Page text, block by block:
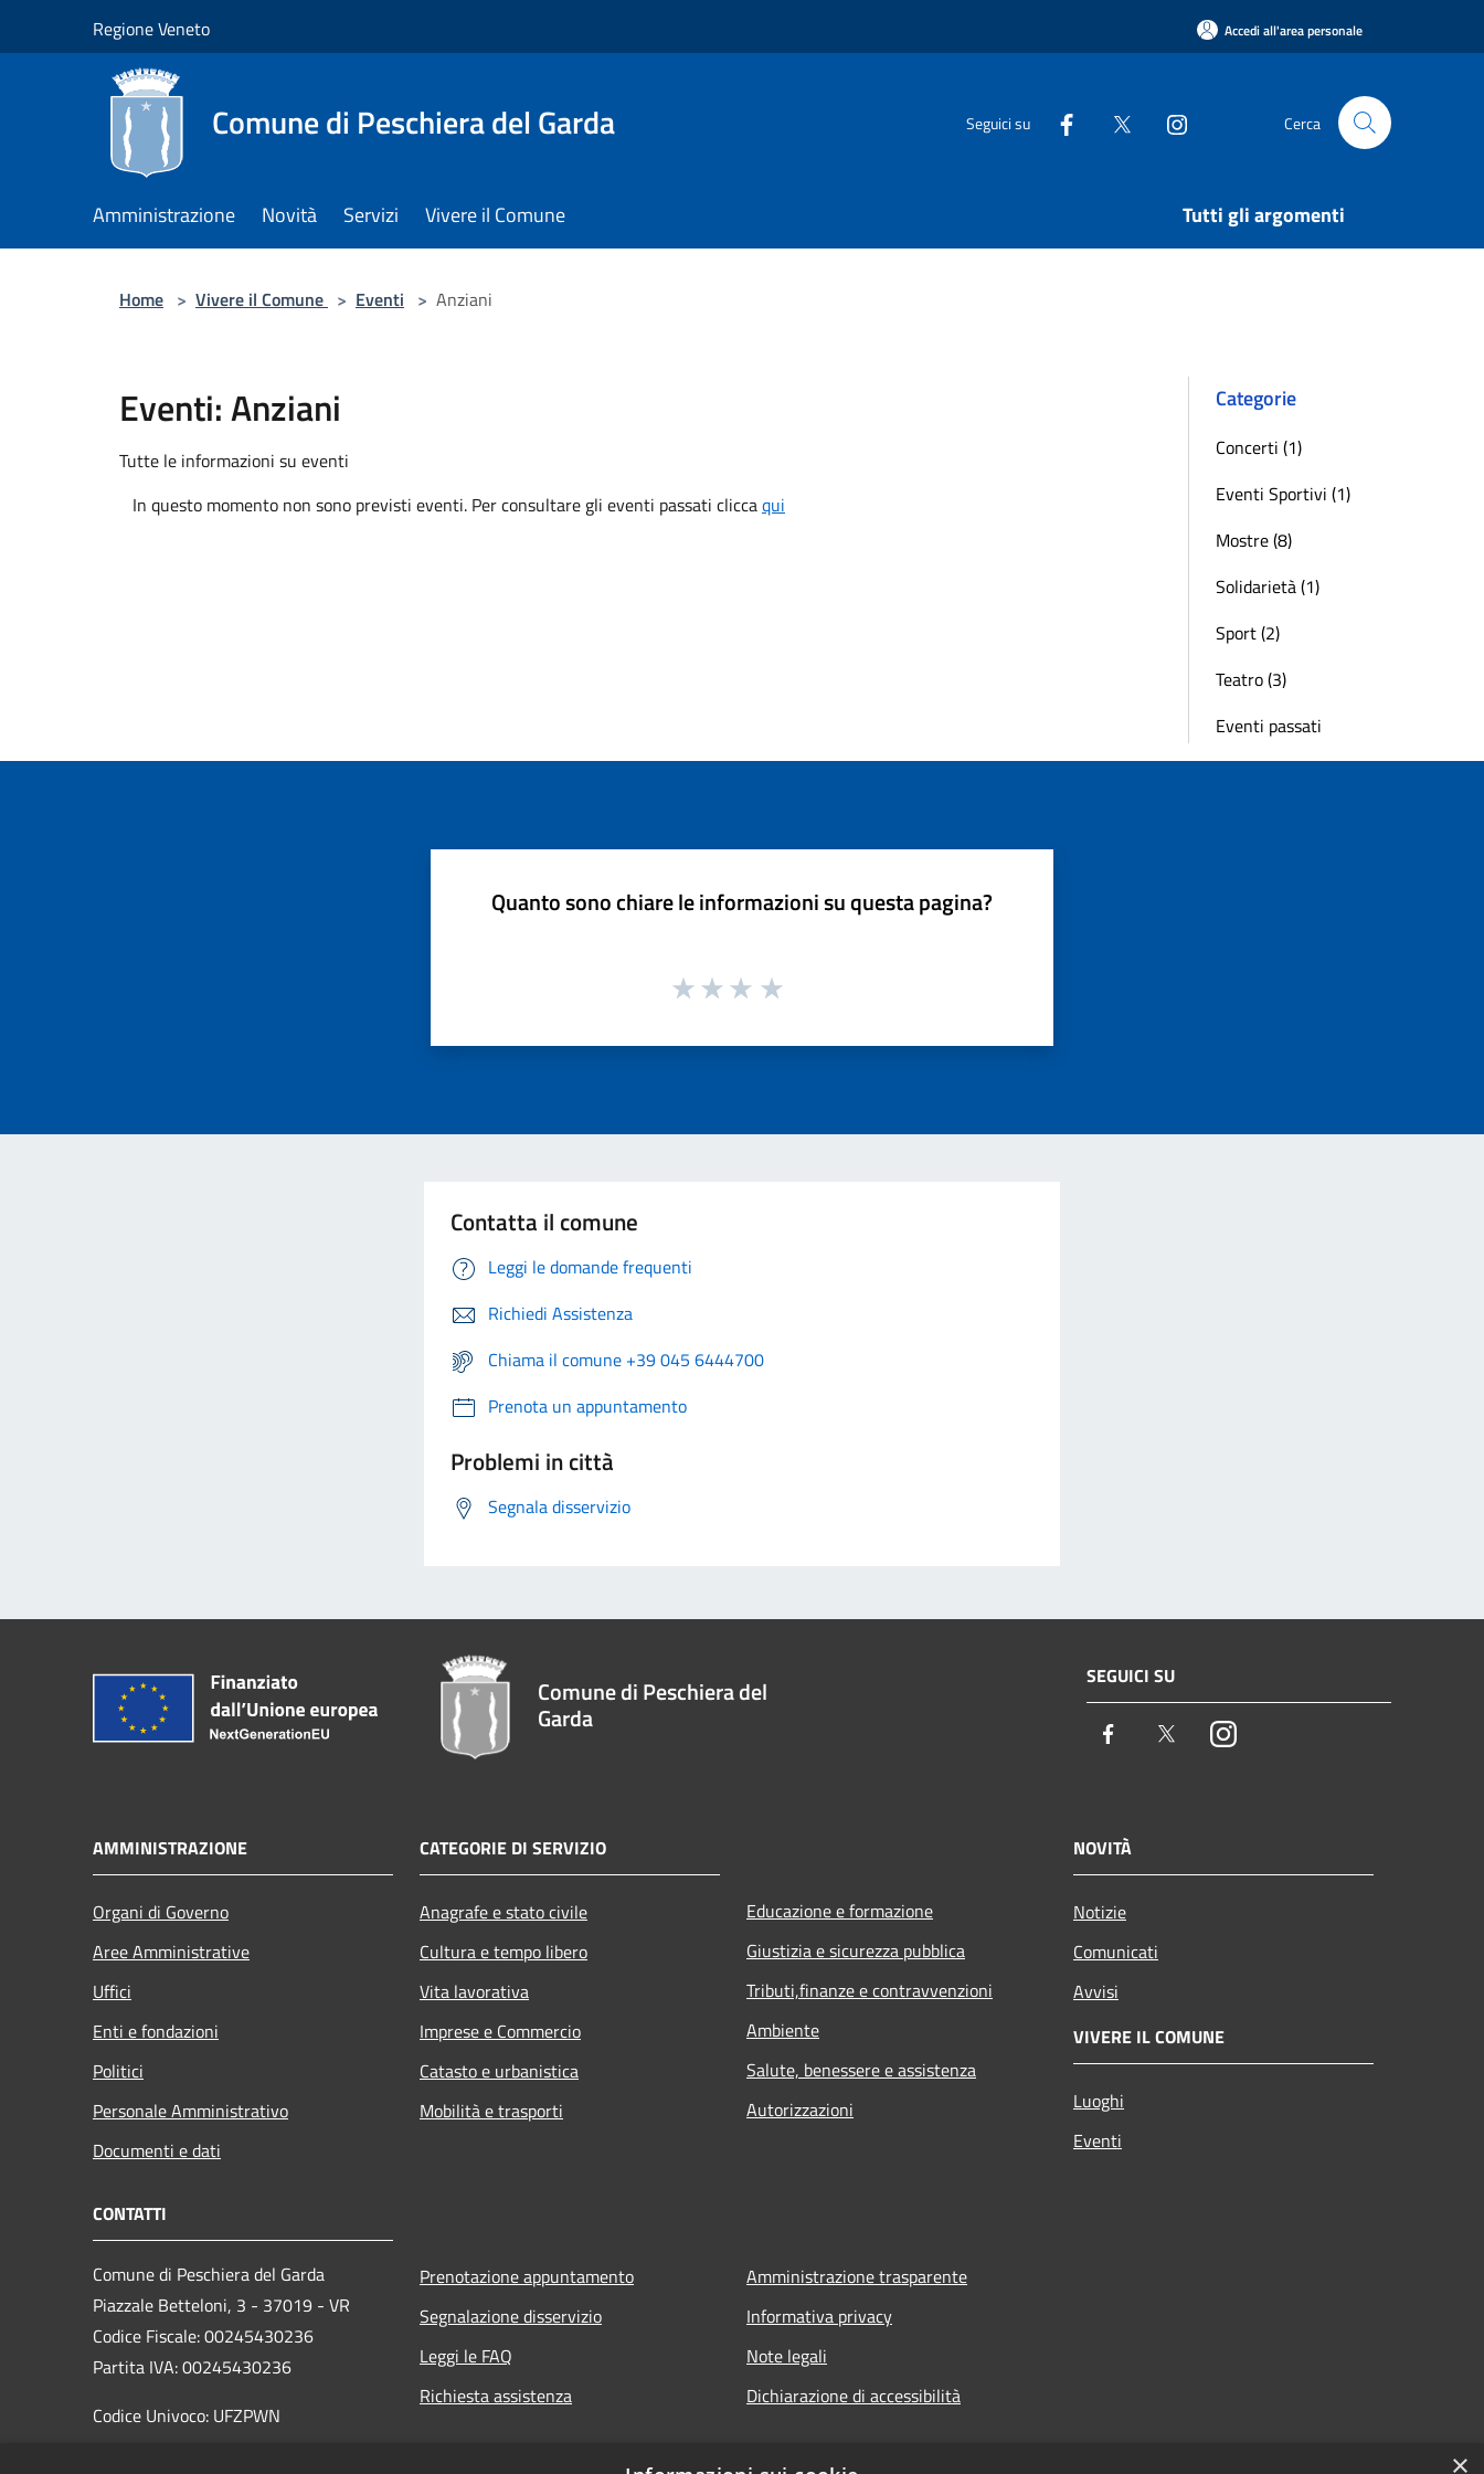
Regione Veneto Accedi all'area personale
Comune di Peschiera del Garda Seguici su Cerca
Amministrazione Novità Servizi Vivere il Comune Tutti gli argomenti
Home > Vivere il Comune > Eventi > Anziani
Eventi: Anziani
Tutte le informazioni su eventi
In questo momento non sono previsti eventi. Per consultare gli eventi passati cliccaqui
Categorie
Concerti (1)
Eventi Sportivi (1)
Mostre (8)
Solidarietà (1)
Sport (2)
Teatro (3)
Eventi passati
Quanto sono chiare le informazioni su questa pagina?
Contatta il comune
Leggi le domande frequenti
Richiedi Assistenza
Chiama il comune +39 045 6444700
Prenota un appuntamento
Problemi in città
Segnala disservizio
Comune di Peschiera del
Garda
SEGUICI SU
Facebook TwitterInstagram
AMMINISTRAZIONE
Organi di Governo
Aree Amministrative
Uffici
Enti e fondazioni
Politici
Personale Amministrativo
Documenti e dati
CATEGORIE DI SERVIZIO
Anagrafe e stato civile
Cultura e tempo libero
Vita lavorativa
Imprese e Commercio
Catasto e urbanistica
Mobilità e trasporti
Educazione e formazione
Giustizia e sicurezza pubblica
Tributi,finanze e contravvenzioni
Ambiente
Salute, benessere e assistenza
Autorizzazioni
NOVITÀ
Notizie
Comunicati
Avvisi
VIVERE IL COMUNE
Luoghi
Eventi
CONTATTI
Comune di Peschiera del Garda
Piazzale Betteloni, 3 - 37019 - VR
Codice Fiscale: 00245430236
Partita IVA: 00245430236
Codice Univoco: UFZPWN
Prenotazione appuntamento
Segnalazione disservizio
Leggi le FAQ
Richiesta assistenza
Amministrazione trasparente
Informativa privacy
Note legali
Dichiarazione di accessibilità
×